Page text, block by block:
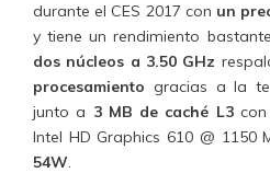
durante el CES 2017 con un
y tiene un rendimiento
dos núcleos a 3.50 GHz
procesamiento gracias a la
junto a 3 MB de caché L3con
Intel HD Graphics 610 @ 1150
54W.